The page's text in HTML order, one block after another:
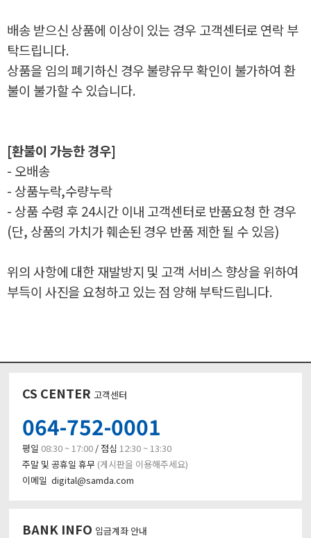
배송 받으신 상품에 이상이 있는 경우 고객센터로 연락 부
탁드립니다.
상품을 임의 폐기하신 경우 불량유무 확인이 불가하여 환
불이 불가할 수 있습니다.
[환불이 가능한 경우]
- 오배송
- 상품누락,수량누락
- 상품 수령 후 24시간 이내 고객센터로 반품요청 한 경우
(단, 상품의 가치가 훼손된 경우 반품 제한 될 수 있음)
위의 사항에 대한 재발방지 및 고객 서비스 향상을 위하여
부득이 사진을 요청하고 있는 점 양해 부탁드립니다.
CS CENTER고객센터
064-752-0001
평일 08:30 ~ 17:00 / 점심 12:30 ~ 13:30
주말 및 공휴일 휴무 (게시판을 이용해주세요)
이메일 digital@samda.com
BANK INFO 입금계좌 안내